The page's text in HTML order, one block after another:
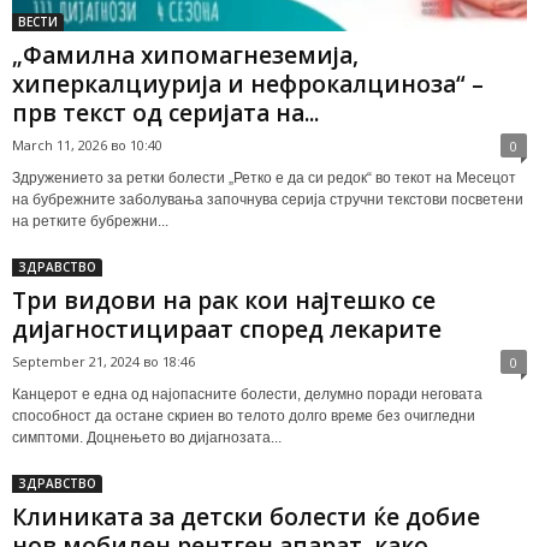
ВЕСТИ
„Фамилна хипомагнеземија,
хиперкалциурија и нефрокалциноза“ –
прв текст од серијата на...
March 11, 2026 во 10:40 0
Здружението за ретки болести „Ретко е да си редок“ во текот на Месецот
на бубрежните заболувања започнува серија стручни текстови посветени
на ретките бубрежни...
ЗДРАВСТВО
Три видови на рак кои најтешко се
дијагностицираат според лекарите
September 21, 2024 во 18:46 0
Канцерот е една од најопасните болести, делумно поради неговата
способност да остане скриен во телото долго време без очигледни
симптоми. Доцнењето во дијагнозата...
ЗДРАВСТВО
Клиниката за детски болести ќе добие